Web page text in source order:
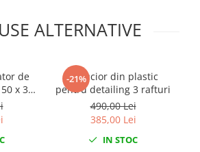
ALTERNATIVE
de
x 33
-21%
Carucior din plastic
pentru detailing 3 rafturi
490,00 Lei
385,00 Lei
IN STOC